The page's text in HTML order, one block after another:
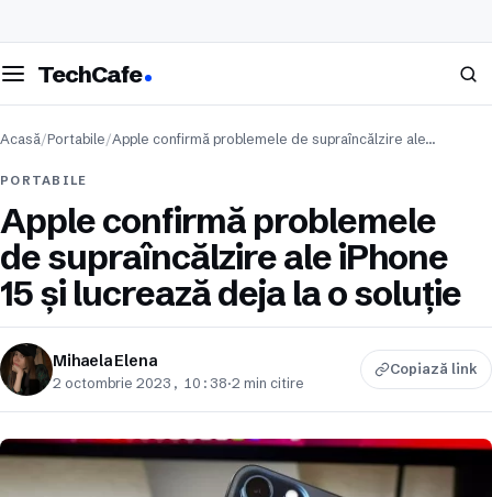
meniul
TechCafe Caută
Acasă/Portabile/Apple confirmă problemele de supraîncălzire ale…
PORTABILE
Apple confirmă problemele
de supraîncălzire ale iPhone
15 și lucrează deja la o soluție
Mihaela Elena
2 octombrie 2023, 10:38·2 min citire
Copiază link